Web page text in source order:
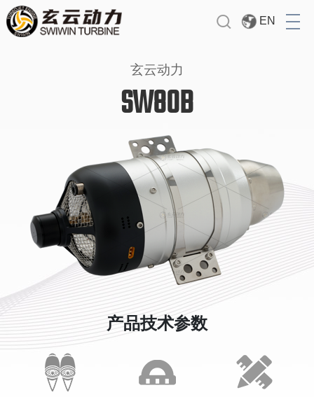
技术支持
关于我们
应用展示
EN
玄云动力
SW80B
产品技术参数